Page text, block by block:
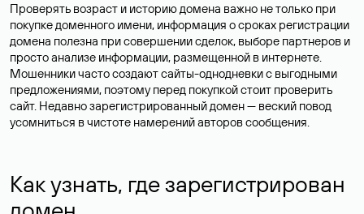
Проверять возраст и историю домена важно не только при
покупке доменного имени, информация о сроках регистрации
домена полезна при совершении сделок, выборе партнеров и
просто анализе информации, размещенной в интернете.
Мошенники часто создают сайты-однодневки с выгодными
предложениями, поэтому перед покупкой стоит проверить
сайт. Недавно зарегистрированный домен — веский повод
усомниться в чистоте намерений авторов сообщения.
Как узнать, где зарегистрирован